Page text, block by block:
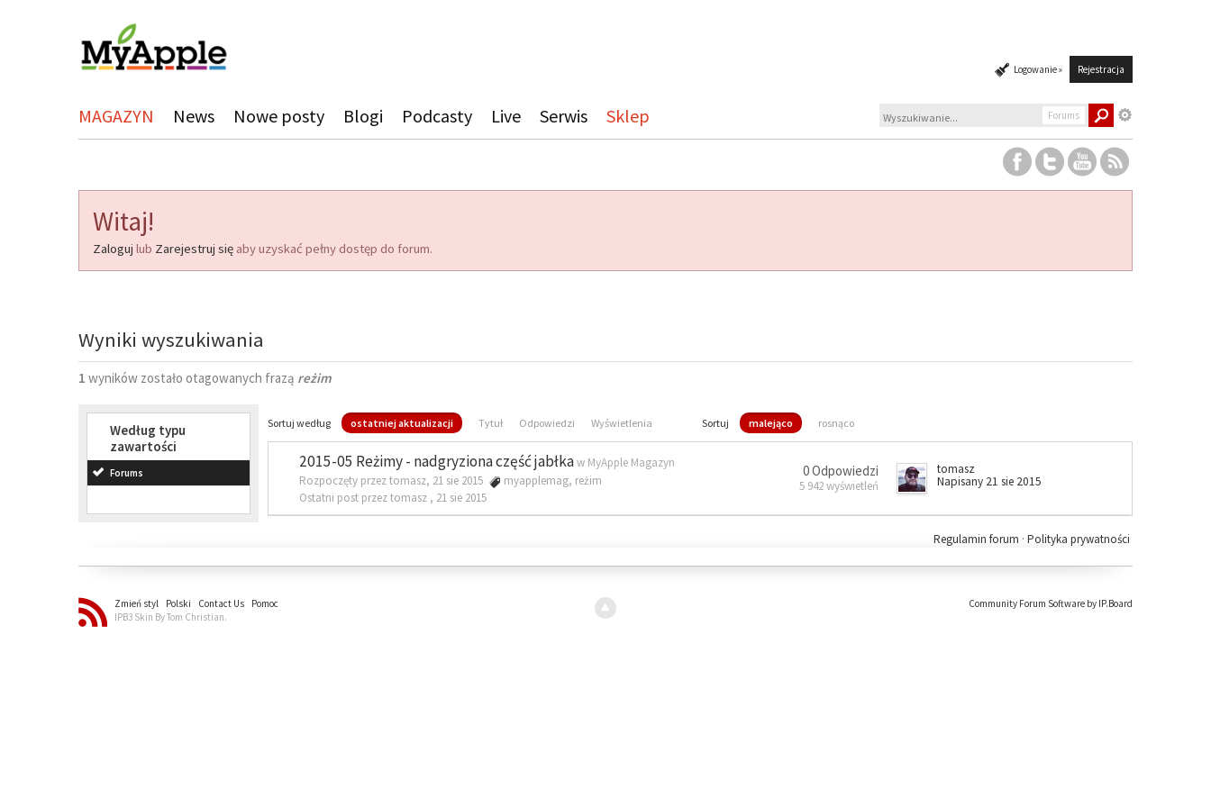
Logowanie » Rejestracja
MAGAZYN News Nowe posty Blogi Podcasty Live Serwis Sklep Forums
Witaj!
Zaloguj lub Zarejestruj się aby uzyskać pełny dostęp do forum.
Wyniki wyszukiwania
1 wyników zostało otagowanych frazą reżim
Według typu
zawartości
Forums
Sortuj według ostatniej aktualizacji Tytuł Odpowiedzi Wyświetlenia Sortuj malejąco rosnąco
2015-05 Reżimy - nadgryziona część jabłkaw MyApple Magazyn
Rozpoczęty przez tomasz, 21 sie 2015
myapplemag, reżim
Ostatni post przez tomasz , 21 sie 2015
0 Odpowiedzi
5 942 wyświetleń
tomasz
Napisany 21 sie 2015
Polityka prywatności
Regulamin forum ·
Zmień styl Polski Contact Us
Pomoc
IPB3 Skin By Tom Christian.
Community Forum Software by IP.Board